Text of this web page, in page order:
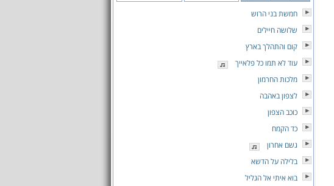
חמשת בני הרוש
שלושה חיילים
קום והתהלך בארץ
עוד לא תמו כל פלאייך
מלכות החרמון
לצפון באהבה
כוכב הצפון
כד הקמח
גשם אחרון
בלילה על הדשא
בוא איתי אל הגליל